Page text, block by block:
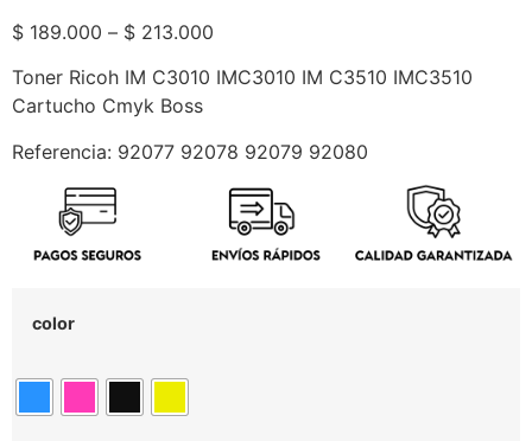
$ 189.000 – $ 213.000
Toner Ricoh IM C3010 IMC3010 IM C3510 IMC3510
Cartucho Cmyk Boss
Referencia: 92077 92078 92079 92080
color